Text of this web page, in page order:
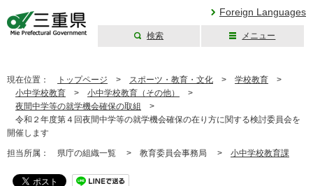
Foreign Languages
検索 メニュー
現在位置： トップページ > スポーツ・教育・文化 > 学校教育 >
小中学校教育 > 小中学校教育（その他）
>
夜間中学等の就学機会確保の取組
>
令和２年度第４回夜間中学等の就学機会確保の在り方に関する検討委員会を
開催します
担当所属： 県庁の組織一覧 > 教育委員会事務局 > 小中学校教育課